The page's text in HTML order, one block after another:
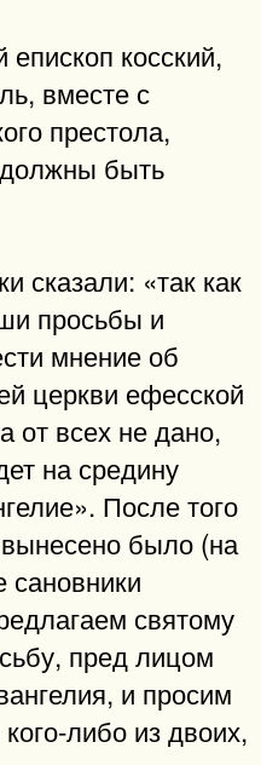
косский,
вместе с
престола,
должны быть
сказали: «так как
просьбы и
мнение об
церкви ефесской
от всех не дано,
на средину
После того
вынесено было (на
святому
пред лицом
и просим
либо из двоих,